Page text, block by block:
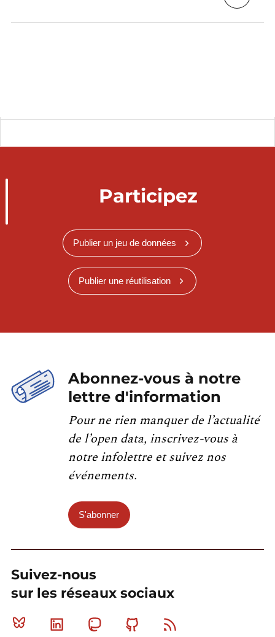
Participez
Publier un jeu de données
Publier une réutilisation
Abonnez-vous à notre
lettre d'information
Pour ne rien manquer de l’actualité
de l’open data, inscrivez-vous à
notre infolettre et suivez nos
événements.
S'abonner
Suivez-nous
sur les réseaux sociaux
Bluesky Linkedin MastodonGithub